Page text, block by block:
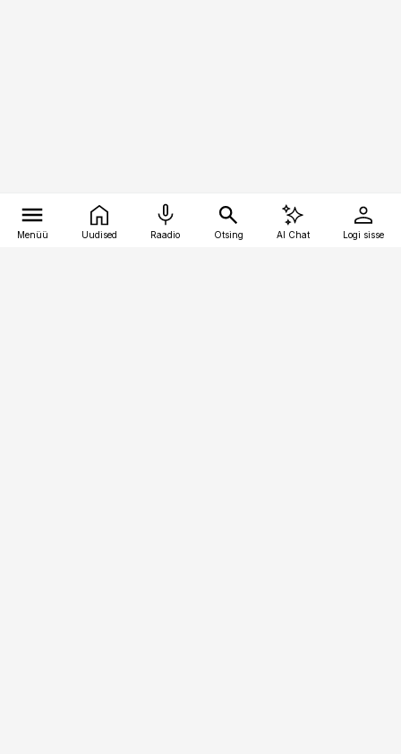
Menüü Uudised Raadio Otsing AI Chat Logi sisse